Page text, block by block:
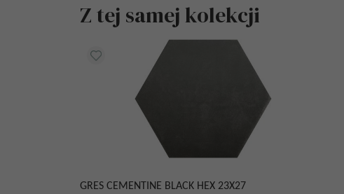
Z tej samej kolekcji
GRES CEMENTINE BLACK HEX 23X27